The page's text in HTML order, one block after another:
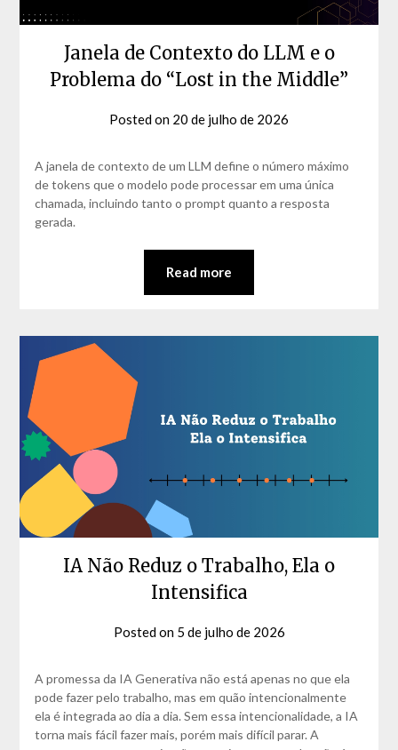
Janela de Contexto do LLM e o
Problema do “Lost in the Middle”
Posted on 20 de julho de 2026
Matos
A janela de contexto de um LLM define o número máximo
de tokens que o modelo pode processar em uma única
chamada, incluindo tanto o prompt quanto a resposta
gerada.
Read more
IA Não Reduz o Trabalho, Ela o
Intensifica
Posted on 5 de julho de 2026
Matos
A promessa da IA Generativa não está apenas no que ela
pode fazer pelo trabalho, mas em quão intencionalmente
ela é integrada ao dia a dia. Sem essa intencionalidade, a IA
torna mais fácil fazer mais, porém mais difícil parar. A